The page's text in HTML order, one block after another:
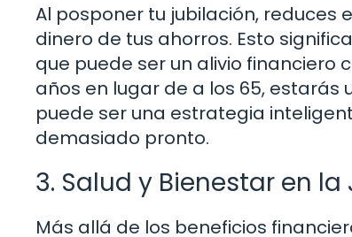
Al posponer tu jubilación,
dinero de tus ahorros. Esto
que puede ser un alivio financiero
años en lugar de a los 65, estarás
puede ser una estrategia
demasiado pronto.
3. Salud y Bienestar en
Más allá de los beneficios